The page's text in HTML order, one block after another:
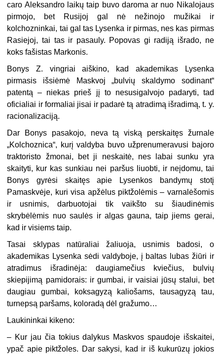
caro Aleksandro laikų taip buvo daroma ar nuo Nikalojaus
pirmojo, bet Rusijoj gal nė nežinojo mužikai ir
kolchozninkai, tai gal tas Lysenka ir pirmas, nes kas pirmas
Rasiejoj, tai tas ir pasauly. Popovas gi radiją išrado, ne
koks fašistas Markonis.
Bonys Z. vingriai aiškino, kad akademikas Lysenka
pirmasis išsiėmė Maskvoj „bulvių skaldymo sodinant“
patentą – niekas prieš jį to nesusigalvojo padaryti, tad
oficialiai ir formaliai jisai ir padarė tą atradimą išradimą, t. y.
racionalizaciją.
Dar Bonys pasakojo, neva tą viską perskaitęs žurnale
„Kolchoznica“, kurį valdyba buvo užprenumeravusi bajoro
traktoristo žmonai, bet ji neskaitė, nes labai sunku yra
skaityti, kur kas sunkiau nei paršus liuobti, ir neįdomu, tai
Bonys gyrėsi skaitęs apie Lysenkos bandymų stotį
Pamaskvėje, kuri visa apžėlus piktžolėmis – varnalėšomis
ir usnimis, darbuotojai tik vaikšto su šiaudinėmis
skrybėlėmis nuo saulės ir algas gauna, taip jiems gerai,
kad ir visiems taip.
Tasai sklypas natūraliai žaliuoja, usnimis badosi, o
akademikas Lysenka sėdi valdyboje, į baltas lubas žiūri ir
atradimus išradinėja: daugiamečius kviečius, bulvių
skiepijimą pamidorais: ir gumbai, ir vaisiai jūsų stalui, bet
daugiau gumbai, koksagyzą kaliošams, tausagyzą tau,
turnepsą paršams, koloradą dėl gražumo…
Laukininkai kikeno:
– Kur jau čia tokius dalykus Maskvos spaudoje išskaitei,
ypač apie piktžoles. Dar sakysi, kad ir iš kukurūzų jokios